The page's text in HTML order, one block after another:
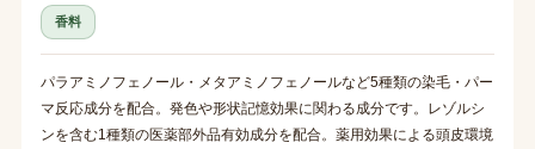
香料
パラアミノフェノール・メタアミノフェノールなど5種類の染毛・パー
マ反応成分を配合。発色や形状記憶効果に関わる成分です。レゾルシ
ンを含む1種類の医薬部外品有効成分を配合。薬用効果による頭皮環境